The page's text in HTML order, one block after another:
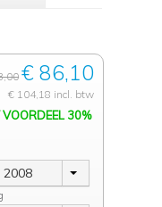
€ 86,10
€ 104,18 incl. btw
30%
2008